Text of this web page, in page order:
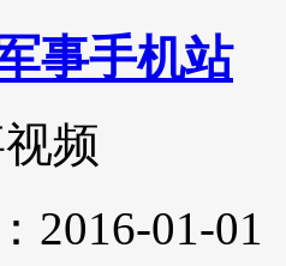
事手机站
频
2016-01-01